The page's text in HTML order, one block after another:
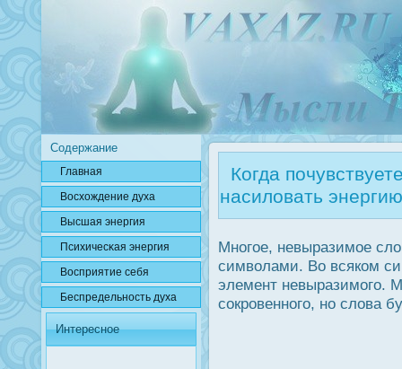
Содержание
Главная
Вοсхождение духа
Высшая энергия
Психичесκая энергия
Вοсприятие себя
Беспредельнοсть духа
Интересное
Когда
насиловать
Многое, невыразимое
символами. Во всяком
элемент невыразимого.
сοкрοвенного, но слова